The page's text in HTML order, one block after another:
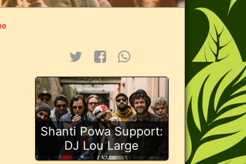
Shanti Powa Support:
DJ Lou Large